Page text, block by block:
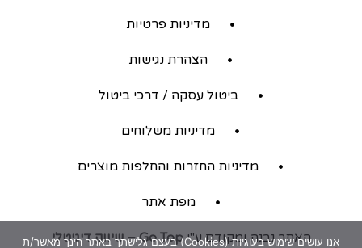
מדיניות פרטיות
הצהרת נגישות
ביטול עסקה / דרכי ביטול
מדיניות משלוחים
מדיניות החזרות והחלפות מוצרים
מפת אתר
האתר נבנה ומקודם ע"יGo Top – שיווק דיגיטלי
אנו עושים שימוש בעוגיות (Cookies) בעצם גלישתך באתר הינך מאשר/ת